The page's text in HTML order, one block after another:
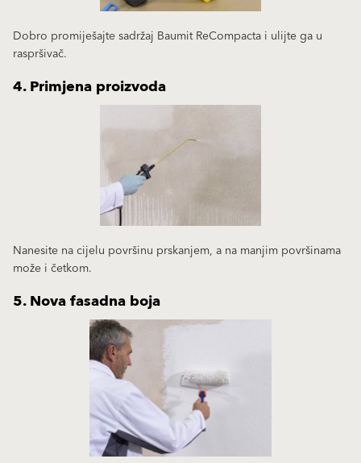
Dobro promiješajte sadržaj Baumit ReCompacta i ulijte ga u
raspršivač.
4. Primjena proizvoda
Nanesite na cijelu površinu prskanjem, a na manjim površinama
može i četkom.
5. Nova fasadna boja